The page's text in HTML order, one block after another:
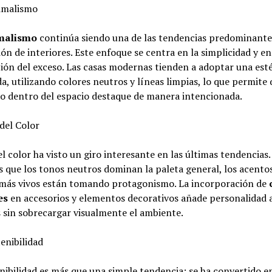
continúa siendo una de las tendencias
de interiores. Este enfoque se centra en la simplicidad y
del exceso. Las casas modernas tienden a adoptar una
utilizando colores neutros y líneas limpias, lo que permite
dentro del espacio destaque de manera intencionada.
Color
color ha visto un giro interesante en las últimas tendencias.
que los tonos neutros dominan la paleta general, los
vivos están tomando protagonismo. La incorporación de
en accesorios y elementos decorativos añade personalidad
sin sobrecargar visualmente el ambiente.